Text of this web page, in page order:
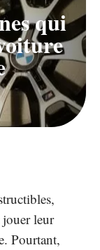
qui
jouer leur
Pourtant,